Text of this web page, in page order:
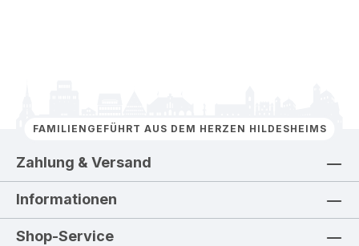
FAMILIENGEFÜHRT AUS DEM HERZEN HILDESHEIMS
Zahlung & Versand
Informationen
Shop-Service